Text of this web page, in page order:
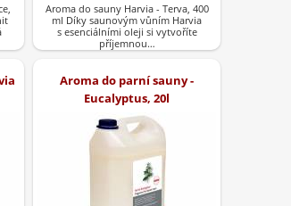
Aroma do sauny Harvia - Terva, 400
ml Díky saunovým vůním Harvia
s esenciálními oleji si vytvoříte
příjemnou…
Aroma do parní sauny -
Eucalyptus, 20l